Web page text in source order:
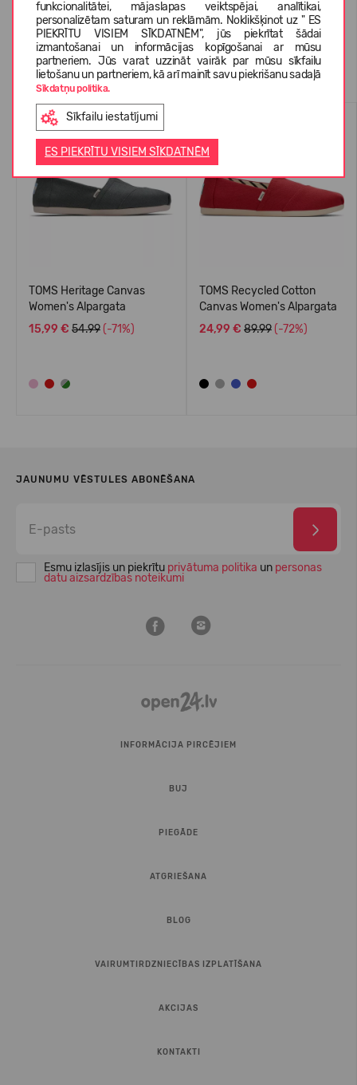
funkcionalitātei, mājaslapas veiktspējai, analītikai,
personalizētam saturam un reklāmām. Noklikšķinot uz " ES
PIEKRĪTU VISIEM SĪKDATNĒM", jūs piekrītat šādai
izmantošanai un informācijas kopīgošanai ar mūsu
partneriem. Jūs varat uzzināt vairāk par mūsu sīkfailu
lietošanu un partneriem, kā arī mainīt savu piekrišanu sadaļā
Sīkdatņu politika.
Sīkfailu iestatījumi
ES PIEKRĪTU VISIEM SĪKDATNĒM
Līdzīgas preces
-71%
VASARAI
TOMS Heritage Canvas
Women's Alpargata
15,99 € 54.99 (-71%)
-72%
TOMS Recycled Cotton
Canvas Women's Alpargata
24,99 € 89.99 (-72%)
JAUNUMU VĒSTULES ABONĒŠANA
Esmu izlasījis un piekrītu privātuma politika un personas
datu aizsardzības noteikumi
INFORMĀCIJA PIRCĒJIEM
BUJ
PIEGĀDE
ATGRIEŠANA
BLOG
VAIRUMTIRDZNIECĪBAS IZPLATĪŠANA
AKCIJAS
KONTAKTI